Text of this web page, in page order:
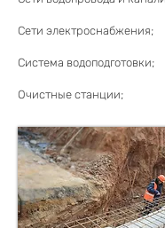
​Сети электроснабжения;
Система водоподготовки;
Очистные станции;